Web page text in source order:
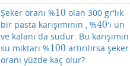
Şeker oranı %10
10 olan 300 gr'lık
bir pasta karışımının , %40
40'ı un
ve kalanı da sudur. Bu karışımın
su miktarı %100
100 artırılırsa şeker
oranı yüzde kaç olur?